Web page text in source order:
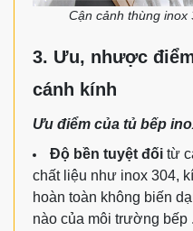
Cận cảnh thùng inox
3. Ưu, nhược
cánh kính
Ưu điểm của tủ bếp
Độ bền tuyệt đối từ
chất liệu như inox 304,
hoàn toàn không biến
nào của môi trường bếp